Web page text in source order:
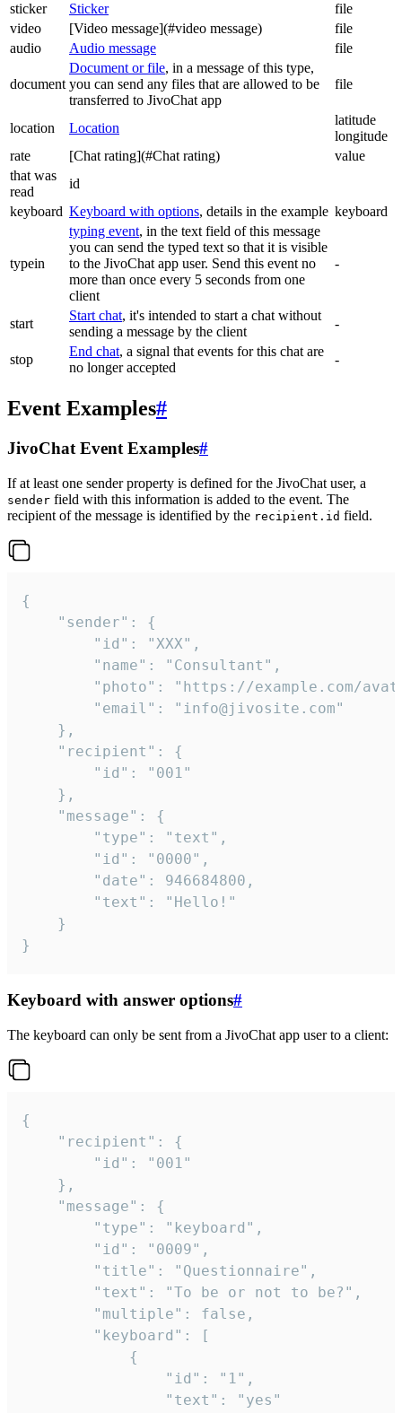
sticker
Sticker
file
video
[Video message](#video message)
file
audio
Audio message file
document
Document or file, in a message of this type,
you can send any files that are allowed to be
transferred to JivoChat app
file
location Location
latitude
longitude
rate
[Chat rating](#Chat rating)
value
that was
read
id
keyboard Keyboard with options, details in the example keyboard
typein
typing event, in the text field of this message
you can send the typed text so that it is visible
to the JivoChat app user. Send this event no
more than once every 5 seconds from one
client
-
start
Start chat, it's intended to start a chat without
sending a message by the client
-
stop
End chat, a signal that events for this chat are
no longer accepted
-
Event Examples#
JivoChat Event Examples#
If at least one sender property is defined for the JivoChat user, a
sender field with this information is added to the event. The
recipient of the message is identified by the recipient.id field.
{
}
Keyboard with answer options#
The keyboard can only be sent from a JivoChat app user to a client:
{